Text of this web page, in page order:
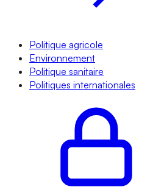
Politique agricole
Environnement
Politique sanitaire
Politiques internationales